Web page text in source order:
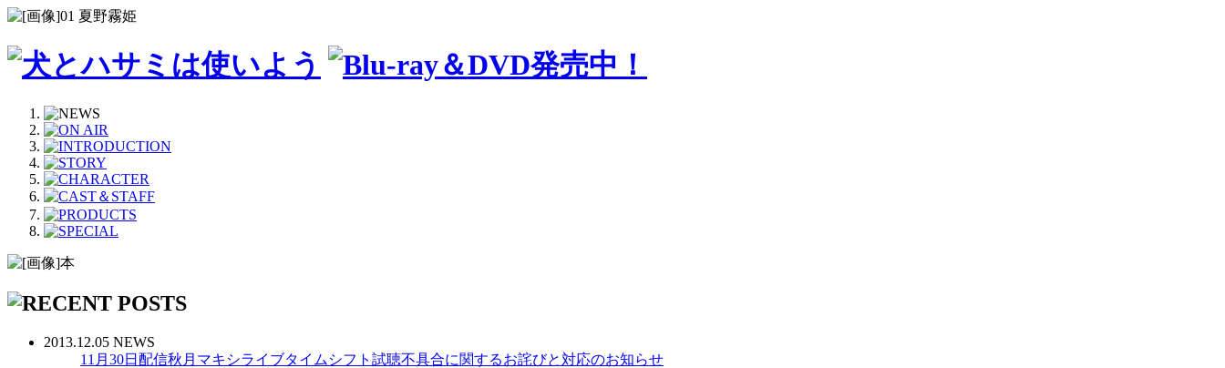
2013.12.05 NEWS
11月30日配信秋月マキシライブタイムシフト試聴不具合に関するお詫びと対応のお知らせ